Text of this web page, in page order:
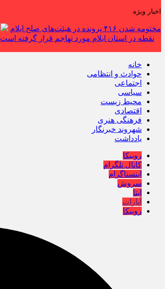
اخبار ویژه
مختومه شدن ۴۱۶ پرونده در هیئت‌های صلح ایلام
نقطه در استان ایلام مورد تهاجم قرار گرفته است
خانه
حوادث و انتظامی
اجتماعی
سیاسی
محیط زیست
اقتصادی
فرهنگی هنری
شهروند خبرنگار
یادداشت
روبیکا
کانال تلگرام
اینستاگرام
سروش
ایتا
آپارات
روبیکا